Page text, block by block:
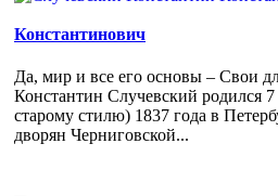
Константинович
Да, мир и все его основы – Свои
Константин Случевский родился
старому стилю) 1837 года в
дворян Черниговской...